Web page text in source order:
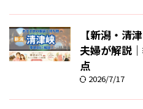
【新潟・清
夫婦が解説
点
2026/7/17